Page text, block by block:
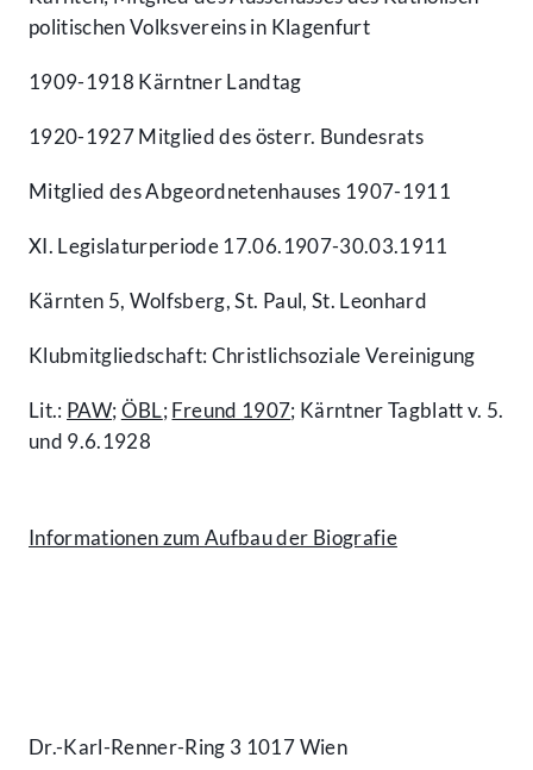
politischen Volksvereins in Klagenfurt
1909-1918 Kärntner Landtag
1920-1927 Mitglied des österr. Bundesrats
Mitglied des Abgeordnetenhauses 1907-1911
XI. Legislaturperiode 17.06.1907-30.03.1911
Kärnten 5, Wolfsberg, St. Paul, St. Leonhard
Klubmitgliedschaft: Christlichsoziale Vereinigung
Lit.: PAW; ÖBL; Freund 1907; Kärntner Tagblatt v. 5.
und 9.6.1928
Informationen zum Aufbau der Biografie
Dr.-Karl-Renner-Ring 3 1017 Wien